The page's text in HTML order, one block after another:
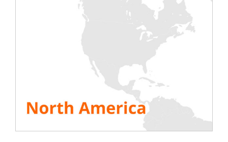
Rentalaod annonce également la sortie pour mai
2014 de son dernier livre blanc spécialement
rédigé pour le marché des data centers.
VOIR TOUTES LES RESSOURCES
Share This Story, Choose Your Platform!